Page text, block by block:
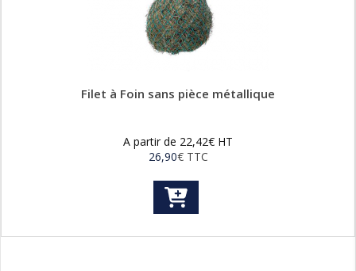
Filet à Foin sans pièce métallique
A partir de 22,42€ HT
26,90€ TTC
plusieurs